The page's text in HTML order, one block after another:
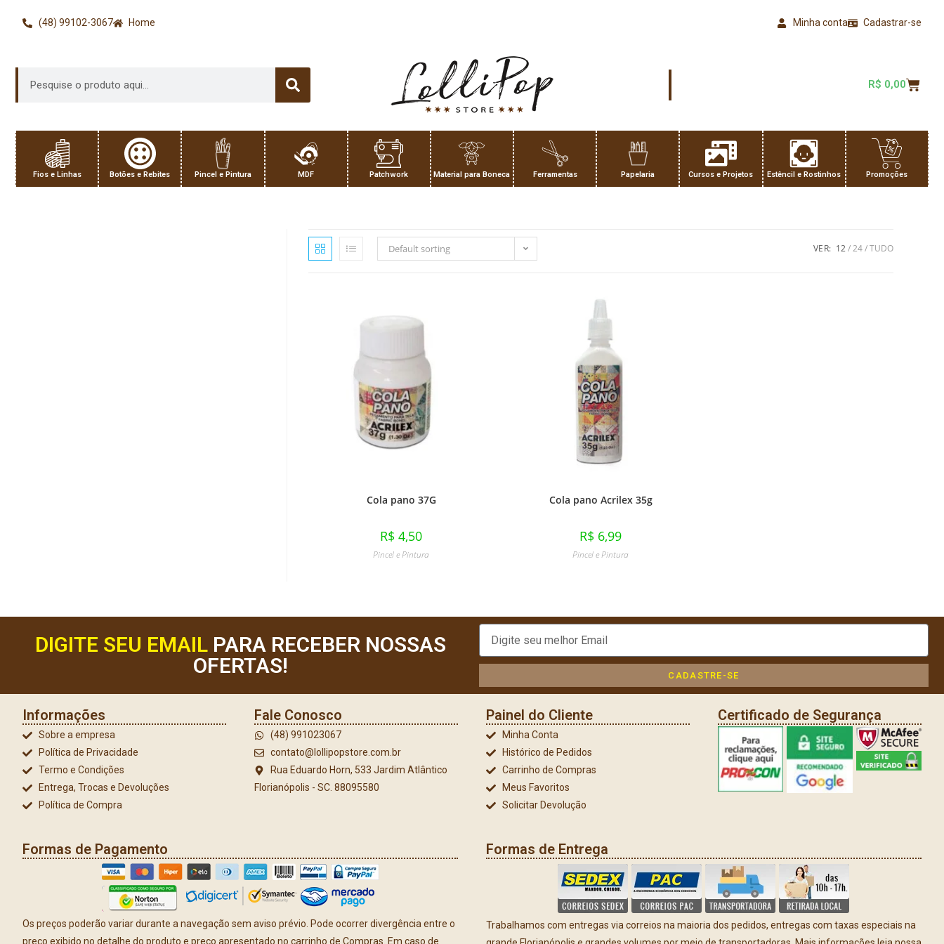
(48) 99102-3067 Home Cadastrar-se
Minha conta
R$ 0,00
Fios e Linhas Botões e Rebites Pincel e Pintura MDF Patchwork Material para Boneca Ferramentas Papelaria Cursos e Projetos Estêncil e Rostinhos Promoções
Default sorting VER: 12 24 TUDO
Cola pano 37G
R$ 4,50
Pincel e Pintura
Cola pano Acrilex 35g
R$ 6,99
Pincel e Pintura
DIGITE SEU EMAILPARA RECEBER NOSSAS
OFERTAS!
CADASTRE-SE
Informações
Sobre a empresa
Política de Privacidade
Termo e Condições
Entrega, Trocas e Devoluções
Política de Compra
Fale Conosco
(48) 991023067
contato@lollipopstore.com.br
Rua Eduardo Horn, 533 Jardim Atlântico
Florianópolis - SC. 88095580
Painel do Cliente
Minha Conta
Histórico de Pedidos
Carrinho de Compras
Meus Favoritos
Solicitar Devolução
Certificado de Segurança
Formas de Pagamento
Os preços poderão variar durante a navegação sem aviso prévio. Pode ocorrer divergência entre o
preço exibido no detalhe do produto e preço apresentado no carrinho de Compras. Em caso de
Formas de Entrega
Trabalhamos com entregas via correios na maioria dos pedidos, entregas com taxas especiais na